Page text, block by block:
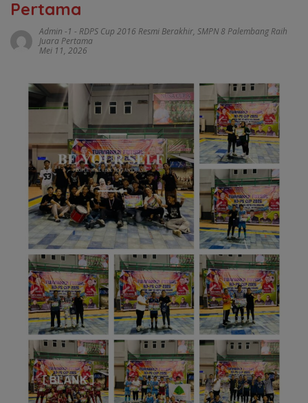
Pertama
Admin -1 - RDPS Cup 2016 Resmi Berakhir, SMPN 8 Palembang Raih
Juara Pertama
Mei 11, 2026